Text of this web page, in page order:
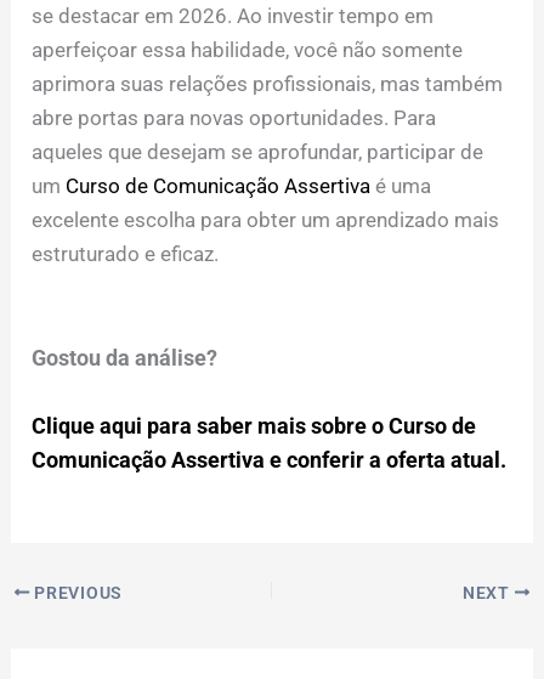
se destacar em 2026. Ao investir tempo em
aperfeiçoar essa habilidade, você não somente
aprimora suas relações profissionais, mas também
abre portas para novas oportunidades. Para
aqueles que desejam se aprofundar, participar de
um Curso de Comunicação Assertiva é uma
excelente escolha para obter um aprendizado mais
estruturado e eficaz.
Gostou da análise?
Clique aqui para saber mais sobre o Curso de
Comunicação Assertiva e conferir a oferta atual.
PREVIOUS NEXT